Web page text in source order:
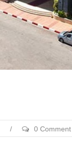
/ 0 Comment